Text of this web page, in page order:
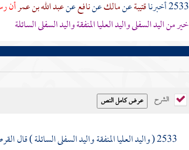
2533 أخبرنا
قتيبةعنمالكعننافععنعبد الله بن عمرأن
خير من اليد السفلى واليد العليا المنفقة واليد السفلى السائلة
الشرح
2533 ( واليد العليا المنفقة واليد السفلى السائلة ) قال